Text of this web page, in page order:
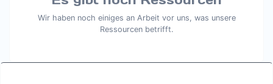
Wir haben noch einiges an Arbeit vor uns, was unsere
Ressourcen betrifft.